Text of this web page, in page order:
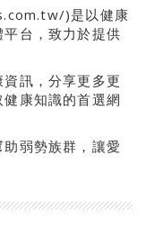
)是以健康
台，致力於提供
資訊，分享更多更
康知識的首選網
弱勢族群，讓愛